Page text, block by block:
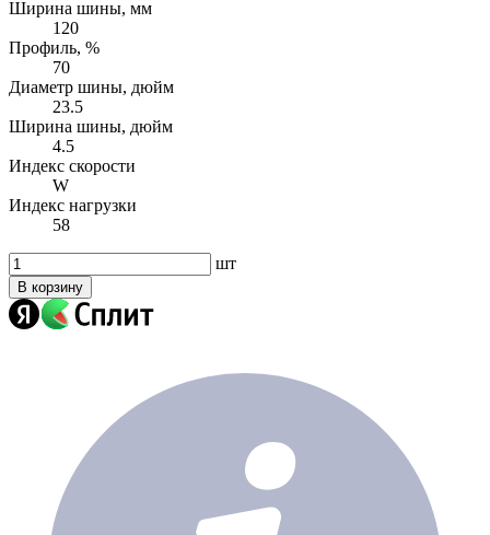
Ширина шины, мм
120
Профиль, %
70
Диаметр шины, дюйм
23.5
Ширина шины, дюйм
4.5
Индекс скорости
W
Индекс нагрузки
58
шт
В корзину